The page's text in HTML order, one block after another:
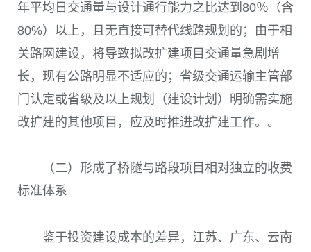
年平均日交通量与设计通行能力之比达到80％（含
80%）以上，且无直接可替代线路规划的；由于相
关路网建设，将导致拟改扩建项目交通量急剧增
长，现有公路明显不适应的；省级交通运输主管部
门认定或省级及以上规划（建设计划）明确需实施
改扩建的其他项目，应及时推进改扩建工作。。
（二）形成了桥隧与路段项目相对独立的收费
标准体系
鉴于投资建设成本的差异，江苏、广东、云南